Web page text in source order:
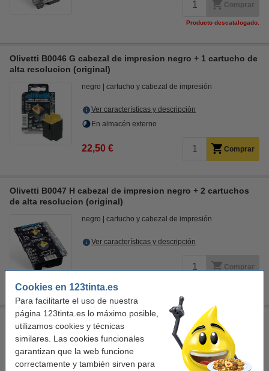
Cookies en 123tinta.es
Para facilitarte el uso de nuestra
página 123tinta.es lo máximo posible,
utilizamos cookies y técnicas
similares. Las cookies funcionales
garantizan que la web funcione
correctamente y también sirven para
Comprar
Producto descatalogado.
Olivetti B0046 G cabezal de impresion negro + 1 cartucho de
alta resolucion (original)
negro cartucho y cabezal de impresión
Ver características y descripción
En almacén externo
22,50 € Comprar
Olivetti B0047 H cabezal de impresion negro + 2 cartuchos
de alta resolucion (original)
negro cartucho y cabezal de impresión
Ver características y descripción
Comprar
Olivetti B0205 M cabezal de impresion foto + 1 cartucho foto
(original)
cuatro colores
cartucho y cabezal de impresión